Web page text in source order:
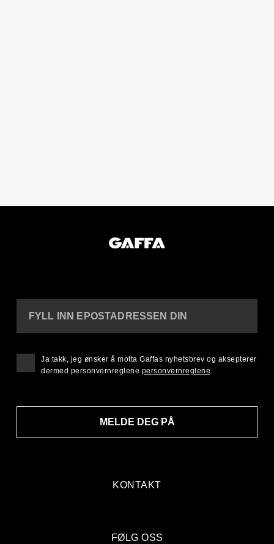
KONTAKT
FYLL INN EPOSTADRESSEN DIN
MELDE DEG PÅ
Ja takk, jeg ønsker å motta Gaffas nyhetsbrev og aksepterer
dermed personvernreglene personvernreglene
FØLG OSS